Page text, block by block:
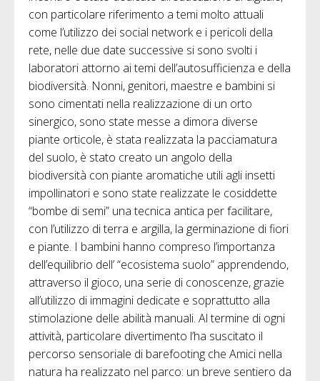
con particolare riferimento a temi molto attuali
come l’utilizzo dei social network e i pericoli della
rete, nelle due date successive si sono svolti i
laboratori attorno ai temi dell’autosufficienza e della
biodiversità. Nonni, genitori, maestre e bambini si
sono cimentati nella realizzazione di un orto
sinergico, sono state messe a dimora diverse
piante orticole, è stata realizzata la pacciamatura
del suolo, è stato creato un angolo della
biodiversità con piante aromatiche utili agli insetti
impollinatori e sono state realizzate le cosiddette
“bombe di semi” una tecnica antica per facilitare,
con l’utilizzo di terra e argilla, la germinazione di fiori
e piante. I bambini hanno compreso l’importanza
dell’equilibrio dell’ “ecosistema suolo” apprendendo,
attraverso il gioco, una serie di conoscenze, grazie
all’utilizzo di immagini dedicate e soprattutto alla
stimolazione delle abilità manuali. Al termine di ogni
attività, particolare divertimento l’ha suscitato il
percorso sensoriale di barefooting che Amici nella
natura ha realizzato nel parco: un breve sentiero da